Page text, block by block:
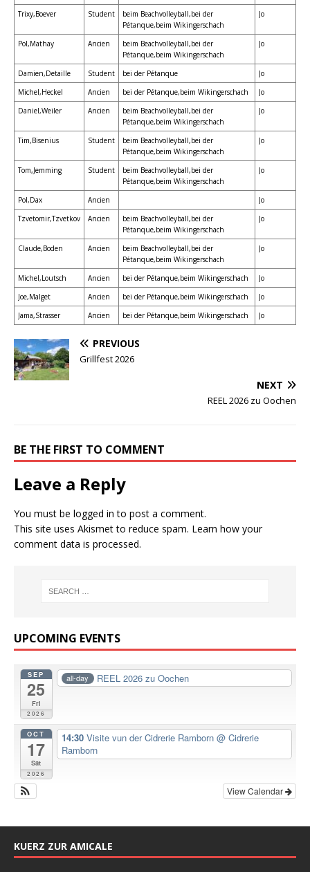
Trixy,Boever Student
beim Beachvolleyball,bei der
Pétanque,beim Wikingerschach
Jo
Pol,Mathay Ancien
beim Beachvolleyball,bei der
Pétanque,beim Wikingerschach
Jo
Damien,Detaille Student bei der Pétanque
Jo
Michel,Heckel
Ancien bei der Pétanque,beim Wikingerschach
Jo
Daniel,Weiler
Ancien
beim Beachvolleyball,bei der
Pétanque,beim Wikingerschach
Jo
Tim,Bisenius Student
beim Beachvolleyball,bei der
Pétanque,beim Wikingerschach
Jo
Tom,Jemming Student
beim Beachvolleyball,bei der
Pétanque,beim Wikingerschach
Jo
Pol,Dax Ancien
Jo
Tzvetomir,Tzvetkov
Ancien
beim Beachvolleyball,bei der
Pétanque,beim Wikingerschach
Jo
Claude,Boden Ancien
beim Beachvolleyball,bei der
Pétanque,beim Wikingerschach
Jo
Michel,Loutsch Ancien bei der Pétanque,beim Wikingerschach
Jo
Joe,Malget
Ancien bei der Pétanque,beim Wikingerschach
Jo
Jama,Strasser
Ancien bei der Pétanque,beim Wikingerschach Jo
PREVIOUS
Grillfest 2026
NEXT
REEL 2026 zu Oochen
BE THE FIRST TO COMMENT
Leave a Reply
You must be logged in to post a comment.
This site uses Akismet to reduce spam. Learn how your
comment data is processed.
UPCOMING EVENTS
SEP
25
Fri
2026
all-day REEL 2026 zu Oochen
OCT
17
Sat
2026
14:30 Visite vun der Cidrerie Ramborn @ Cidrerie
Ramborn
View Calendar
KUERZ ZUR AMICALE